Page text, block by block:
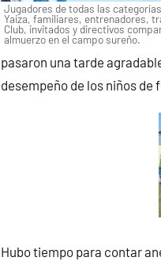
Jugadores de todas las
Yaiza, familiares, entrenadores,
Club, invitados y directivos
almuerzo en el campo sureño.
pasaron una tarde
desempeño de los niños de
Hubo tiempo para contar